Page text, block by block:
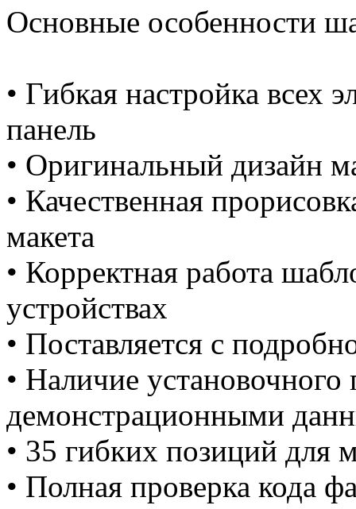
Основные особенности
• Гибкая настройка всех
панель
• Оригинальный дизайн
• Качественная
макета
• Корректная работа
устройствах
• Поставляется с
• Наличие установочного
демонстрационными
• 35 гибких позиций для
• Полная проверка кода